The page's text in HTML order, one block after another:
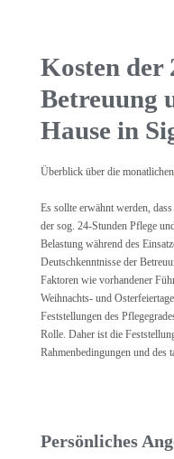
Kosten der
Betreuung
Hause in
Überblick über die monatlichen
Es sollte erwähnt werden,
der sog. 24-Stunden Pflege
Belastung während des
Deutschkenntnisse der
Faktoren wie vorhandener
Weihnachts- und
Feststellungen des
Rolle. Daher ist die
Rahmenbedingungen und des
Persönliches